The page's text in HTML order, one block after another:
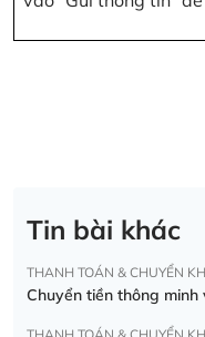
Tin bài khác
THANH TOÁN & CHUYỂN
Chuyển tiền thông